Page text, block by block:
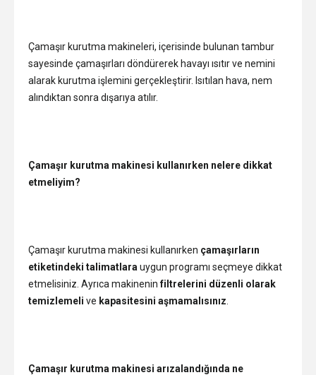
Çamaşır kurutma makineleri, içerisinde bulunan tambur
sayesinde çamaşırları döndürerek havayı ısıtır ve nemini
alarak kurutma işlemini gerçekleştirir. Isıtılan hava, nem
alındıktan sonra dışarıya atılır.
Çamaşır kurutma makinesi kullanırken nelere dikkat
etmeliyim?
Çamaşır kurutma makinesi kullanırken çamaşırların
etiketindeki talimatlara uygun programı seçmeye dikkat
etmelisiniz. Ayrıca makineninfiltrelerini düzenli olarak
temizlemeli ve kapasitesini aşmamalısınız
Çamaşır kurutma makinesi arızalandığında ne